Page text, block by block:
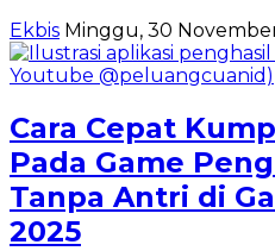
Ekbis Minggu, 30
Cara Cepat
Pada Game
Tanpa Antri di
2025